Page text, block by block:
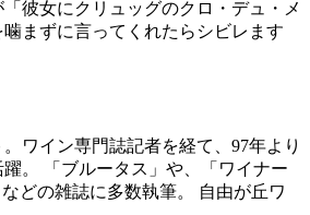
彼女にクリュッグのクロ・デュ・メ
まずに言ってくれたらシビレます
ワイン専門誌記者を経て、97年より
。 「ブルータス」や、「ワイナー
などの雑誌に多数執筆。 自由が丘ワ